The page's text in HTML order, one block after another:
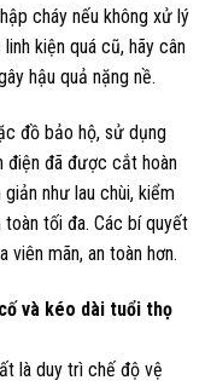
cháy nếu không xử lý
kiện quá cũ, hãy cân
hậu quả nặng nề.
đồ bảo hộ, sử dụng
điện đã được cắt hoàn
như lau chùi, kiểm
tối đa. Các bí quyết
mãn, an toàn hơn.
và kéo dài tuổi thọ
là duy trì chế độ vệ